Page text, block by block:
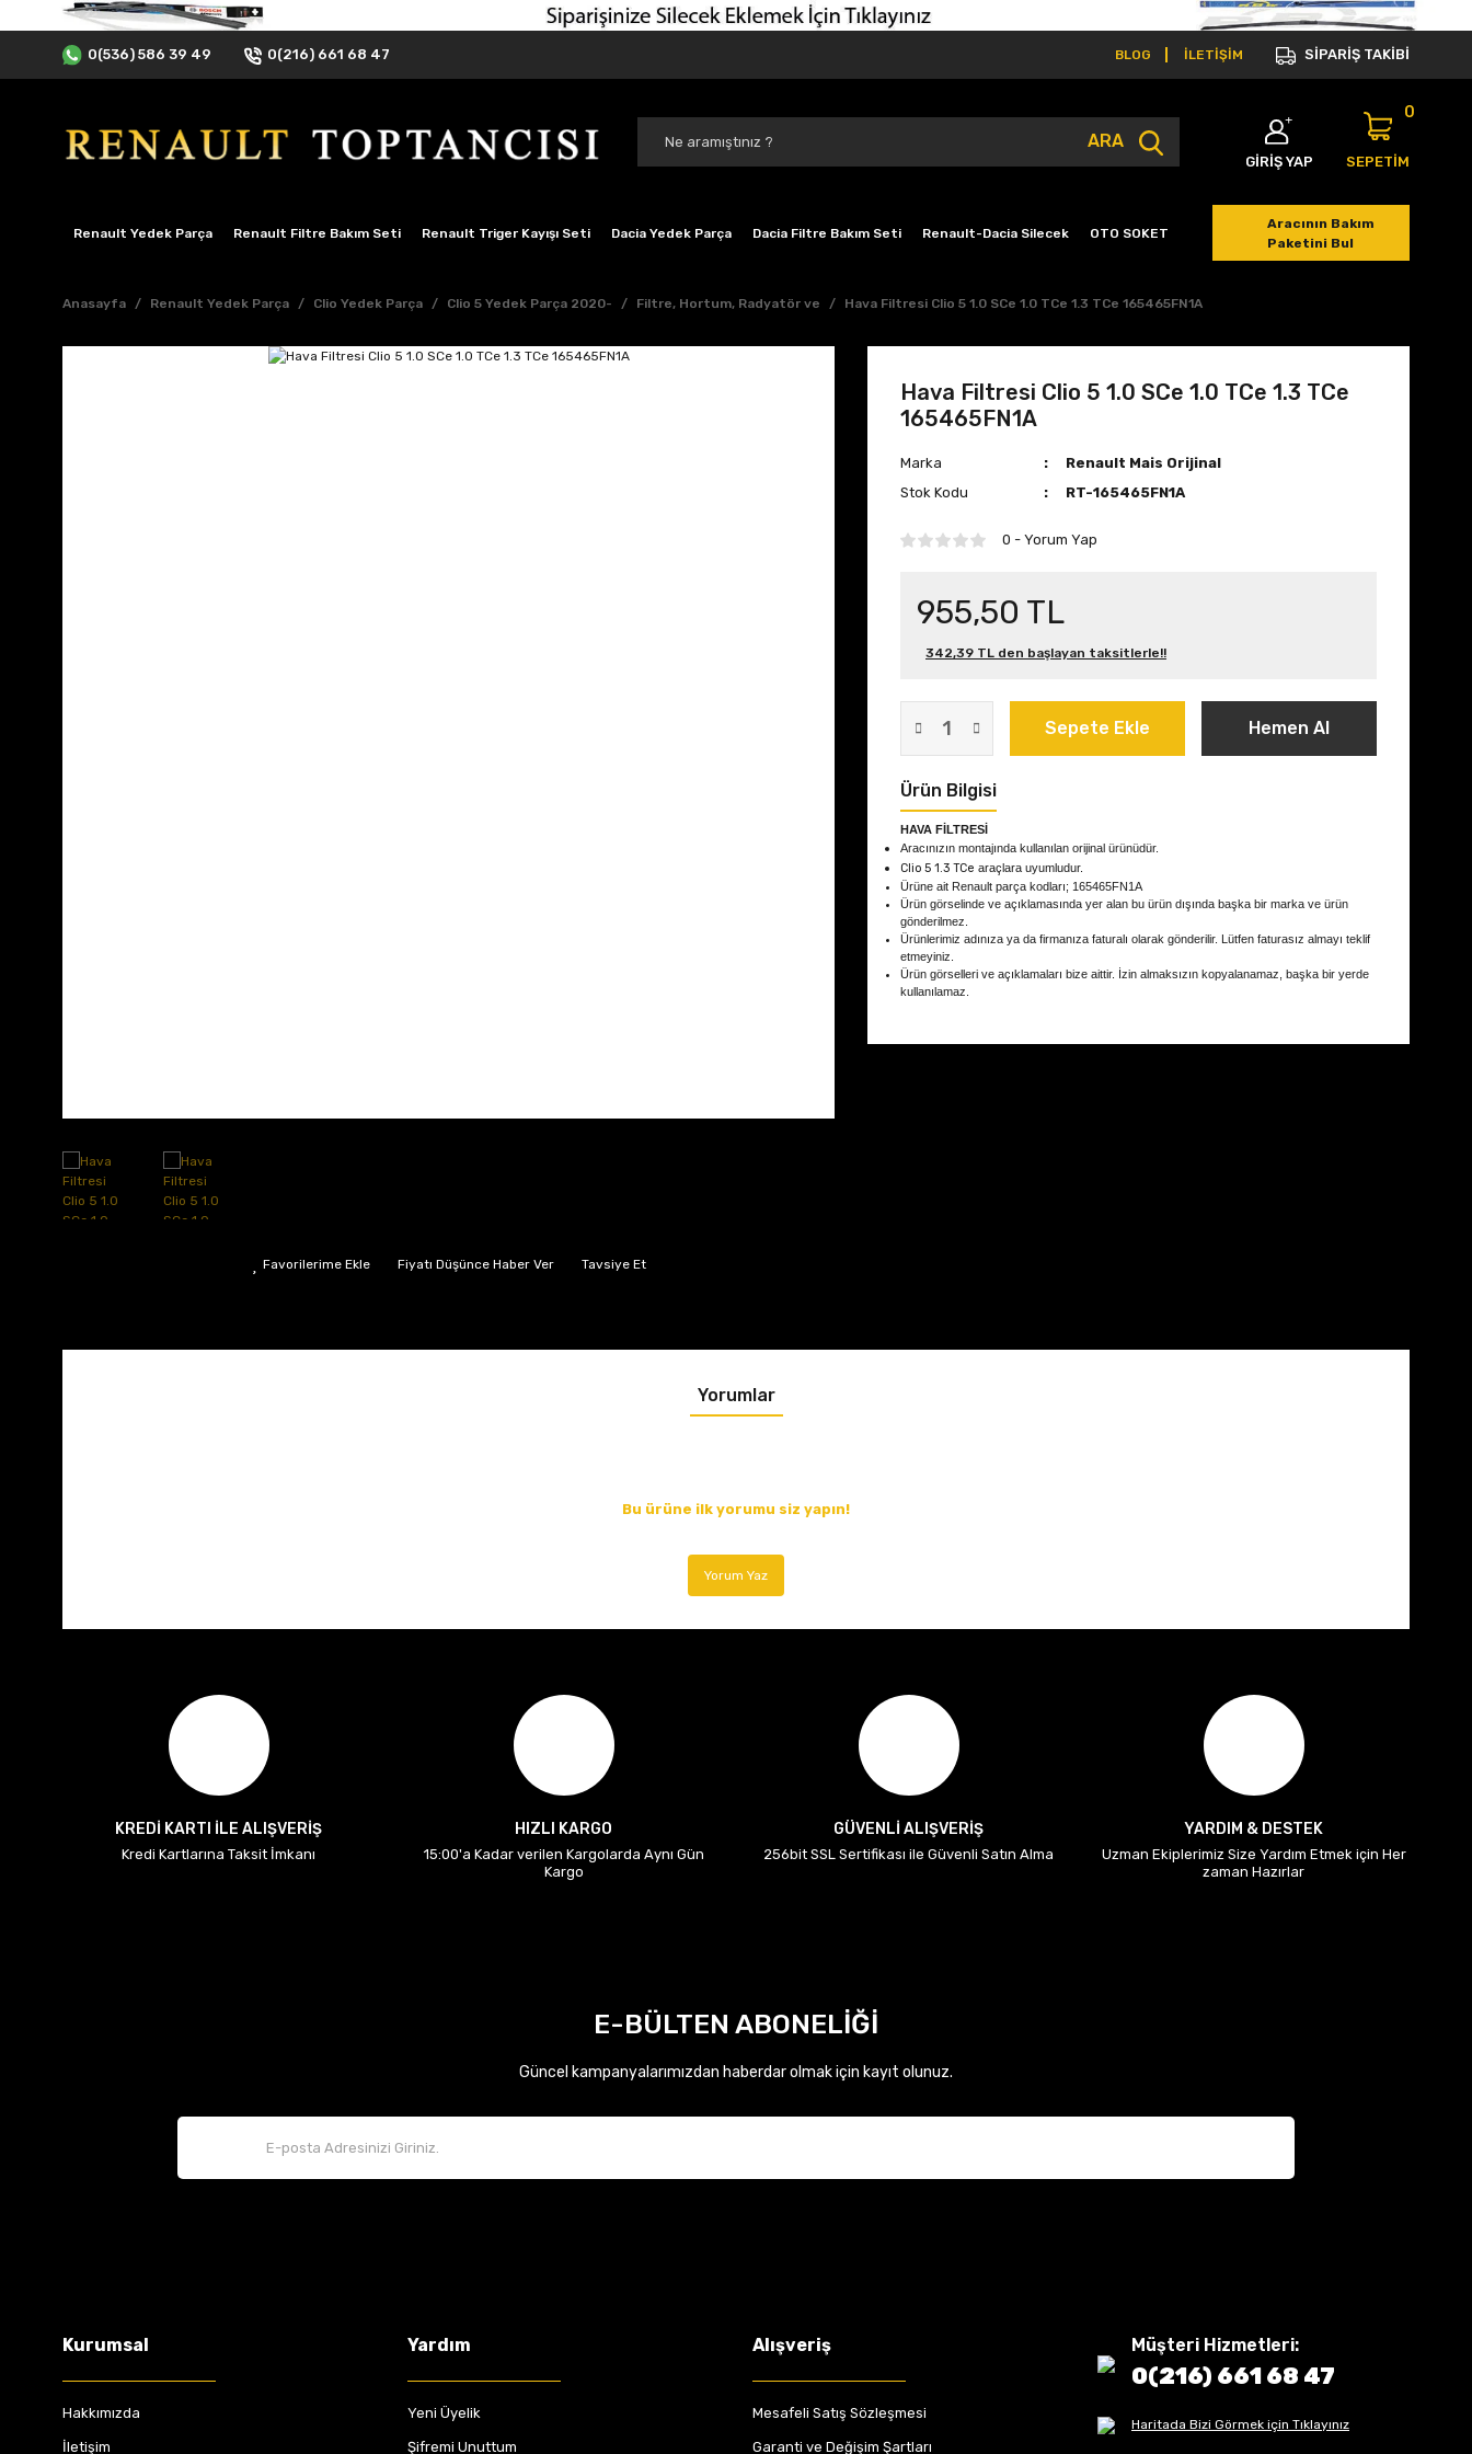
0(536) 586 39 49 0(216) 661 68 47 BLOG İLETİŞİM SİPARİŞ TAKİBİ
ARA
GİRİŞ YAP
0
SEPETİM
Renault Yedek Parça Renault Filtre Bakım Seti Renault Triger Kayışı Seti Dacia Yedek Parça Dacia Filtre Bakım Seti Renault-Dacia Silecek OTO SOKET
Aracının Bakım
Paketini Bul
Anasayfa Renault Yedek Parça Clio Yedek Parça Clio 5 Yedek Parça 2020- Filtre, Hortum, Radyatör ve Hava Filtresi Clio 5 1.0 SCe 1.0 TCe 1.3 TCe 165465FN1A
Fiyatı Düşünce Haber Ver Tavsiye Et
Hava Filtresi Clio 5 1.0 SCe 1.0 TCe 1.3 TCe
165465FN1A
Marka
Renault Mais Orijinal
Stok Kodu
RT-165465FN1A
0 - Yorum Yap
955,50 TL
342,39 TL den başlayan taksitlerle!!
Sepete Ekle Hemen Al
Ürün Bilgisi
HAVA FİLTRESİ
Aracınızın montajında kullanılan orijinal ürünüdür.
Clio 5 1.3 TCe araçlara uyumludur.
Ürüne ait Renault parça kodları; 165465FN1A
Ürün görselinde ve açıklamasında yer alan bu ürün dışında başka bir marka ve ürün
gönderilmez.
Ürünlerimiz adınıza ya da firmanıza faturalı olarak gönderilir. Lütfen faturasız almayı teklif
etmeyiniz.
Ürün görselleri ve açıklamaları bize aittir. İzin almaksızın kopyalanamaz, başka bir yerde
kullanılamaz.
Yorumlar
Bu ürüne ilk yorumu siz yapın!
Yorum Yaz
KREDİ KARTI İLE ALIŞVERİŞ
Kredi Kartlarına Taksit İmkanı
HIZLI KARGO
15:00'a Kadar verilen Kargolarda Aynı Gün
Kargo
GÜVENLİ ALIŞVERİŞ
256bit SSL Sertifikası ile Güvenli Satın Alma
YARDIM & DESTEK
Uzman Ekiplerimiz Size Yardım Etmek için Her
zaman Hazırlar
E-BÜLTEN ABONELİĞİ
Güncel kampanyalarımızdan haberdar olmak için kayıt olunuz.
Kurumsal
Hakkımızda
İletişim
Yardım
Yeni Üyelik
Şifremi Unuttum
Alışveriş
Mesafeli Satış Sözleşmesi
Garanti ve Değişim Şartları
Müşteri Hizmetleri:
0(216) 661 68 47
Haritada Bizi Görmek için Tıklayınız